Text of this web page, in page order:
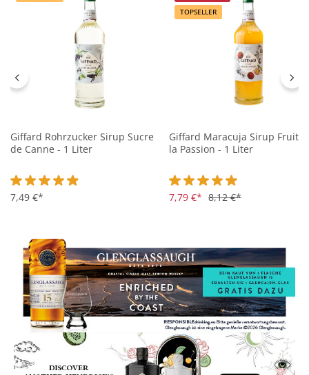
Giffard Rohrzucker Sirup Sucre
de Canne - 1 Liter
Durchschnittliche Bewertung von 4.9 von 5 Sternen
7,49 €*
TOPSELLER
Giffard Maracuja Sirup Fruit
la Passion - 1 Liter
Durchschnittliche
7,79 €* 8,12 €*